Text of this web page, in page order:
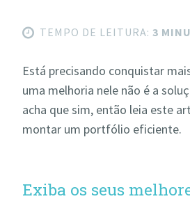
TEMPO DE LEITURA: 3
Está precisando conquistar
uma melhoria nele não é a
acha que sim, então leia este
montar um portfólio eficiente.
Exiba os seus